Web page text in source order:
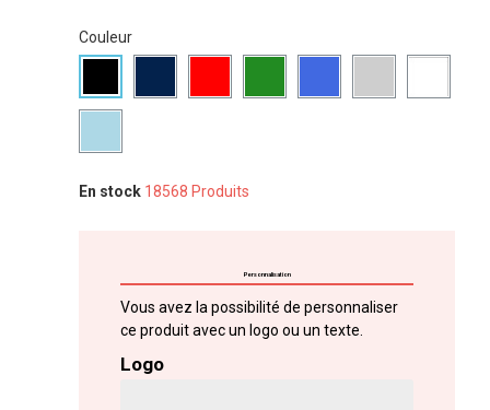
Couleur
En stock 18568 Produits
Personnalisation
Vous avez la possibilité de personnaliser
ce produit avec un logo ou un texte.
Logo